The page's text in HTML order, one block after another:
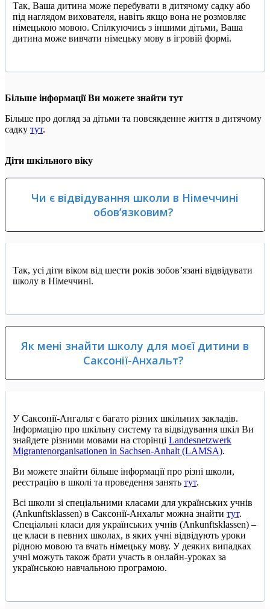
Так, Ваша дитина може перебувати в дитячому садку або
під наглядом вихователя, навіть якщо вона не розмовляє
німецькою мовою. Спілкуючись з іншими дітьми, Ваша
дитина може вивчати німецьку мову в ігровій формі.
Більше інформації Ви можете знайти тут
Більше про догляд за дітьми та повсякденне життя в дитячому
садку тут.
Діти шкільного віку
Чи є відвідування школи в Німеччині
обов’язковим?
Так, усі діти віком від шести років зобов’язані відвідувати
школу в Німеччині.
Як мені знайти школу для моєї дитини в
Саксонії-Анхальт?
У Саксонії-Ангальт є багато різних шкільних закладів.
Інформацію про шкільну систему та відвідування шкіл Ви
знайдете різними мовами на сторінці Landesnetzwerk
Migrantenorganisationen in Sachsen-Anhalt (LAMSA).
Ви можете знайти більше інформації про різні школи,
реєстрацію в школі та проведення занять тут.
Всі школи зі спеціальними класами для українських учнів
(Ankunftsklassen) в Саксонії-Анхальт можна знайти тут.
Спеціальні класи для українських учнів (Ankunftsklassen) –
це класи в певних школах, в яких учні відвідують уроки
рідною мовою та вчать німецьку мову. У деяких випадках
учні можуть також брати участь в онлайн-уроках за
українською навчальною програмою.